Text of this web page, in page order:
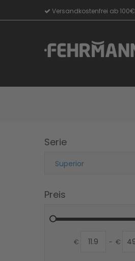
Versandkostenfrei ab 100€
Direkt
Serie
Superior
Preis
€ - €